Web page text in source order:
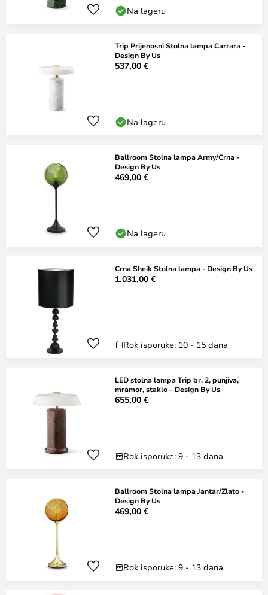
Na lageru
Trip Prijenosni Stolna lampa Carrara -
Design By Us
537,00 €
Na lageru
Ballroom Stolna lampa Army/Crna -
Design By Us
469,00 €
Na lageru
Crna Sheik Stolna lampa - Design By Us
1.031,00 €
Rok isporuke: 10 - 15 dana
LED stolna lampa Trip br. 2, punjiva,
mramor, staklo – Design By Us
655,00 €
Rok isporuke: 9 - 13 dana
Ballroom Stolna lampa Jantar/Zlato -
Design By Us
469,00 €
Rok isporuke: 9 - 13 dana